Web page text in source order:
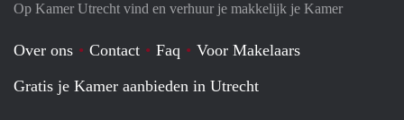
Op Kamer Utrecht vind en verhuur je makkelijk je Kamer
Over ons Contact Faq
Voor Makelaars
Gratis je Kamer aanbieden in Utrecht